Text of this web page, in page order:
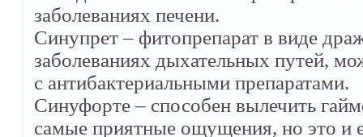
заболеваниях печени.
Синупрет – фитопрепарат в виде
заболеваниях дыхательных путей,
с антибактериальными препаратами.
Синуфорте – способен вылечить
самые приятные ощущения, но это и